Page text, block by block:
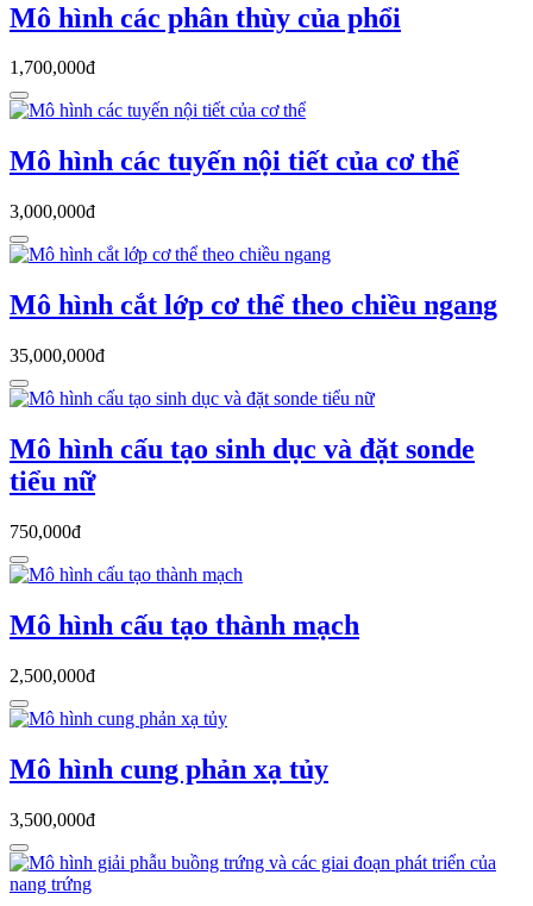
Mô hình các phân thùy của phổi
1,700,000đ
Mô hình các tuyến nội tiết của cơ thể
3,000,000đ
Mô hình cắt lớp cơ thể theo chiều ngang
35,000,000đ
Mô hình cấu tạo sinh dục và đặt sonde
tiểu nữ
750,000đ
Mô hình cấu tạo thành mạch
2,500,000đ
Mô hình cung phản xạ tủy
3,500,000đ